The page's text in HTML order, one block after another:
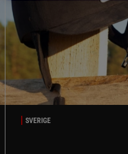
SVERIGE